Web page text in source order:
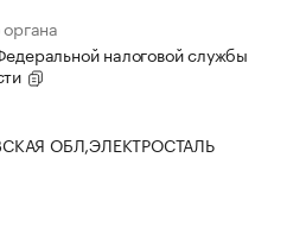
налоговой службы
ОБЛ,ЭЛЕКТРОСТАЛЬ